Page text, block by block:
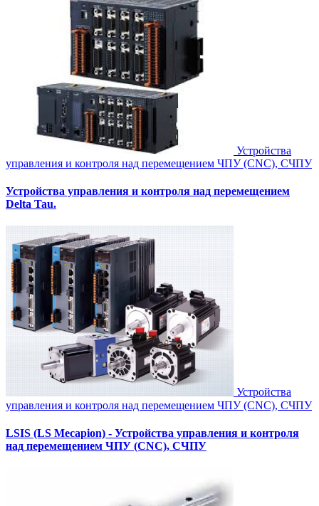
Устройства
управления и контроля над перемещением ЧПУ (CNC), СЧПУ
Устройства управления и контроля над перемещением
Delta Tau.
Устройства
управления и контроля над перемещением ЧПУ (CNC), СЧПУ
LSIS (LS Mecapion) - Устройства управления и контроля
над перемещением ЧПУ (CNC), СЧПУ